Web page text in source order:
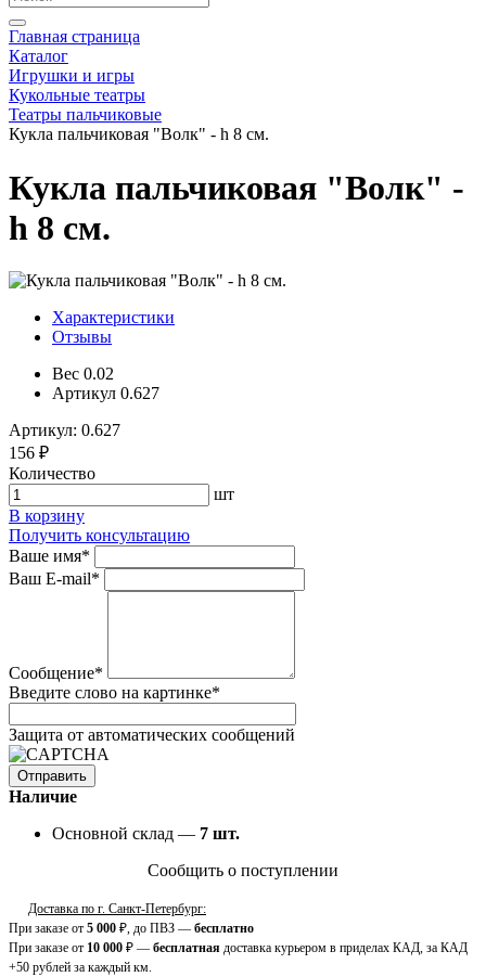
Главная страница
Каталог
Игрушки и игры
Кукольные театры
Театры пальчиковые
Кукла пальчиковая "Волк" - h 8 см.
Кукла пальчиковая "Волк" -
h 8 см.
Характеристики
Отзывы
Вес 0.02
Артикул 0.627
Артикул: 0.627
156 ₽
Количество
шт
В корзину
Получить консультацию
Ваше имя*
Ваш E-mail*
Сообщение*
Введите слово на картинке*
Защита от автоматических сообщений
Наличие
Основной склад — 7 шт.
Сообщить о поступлении
Доставка по г. Санкт-Петербург:
При заказе от 5 000 ₽, до ПВЗ — бесплатно
При заказе от 10 000 ₽ — бесплатная доставка курьером в приделах КАД, за КАД
+50 рублей за каждый км.